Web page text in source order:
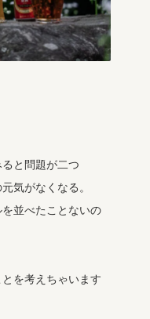
と問題が二つ
気がなくなる。
を並べたことないの
を考えちゃいます